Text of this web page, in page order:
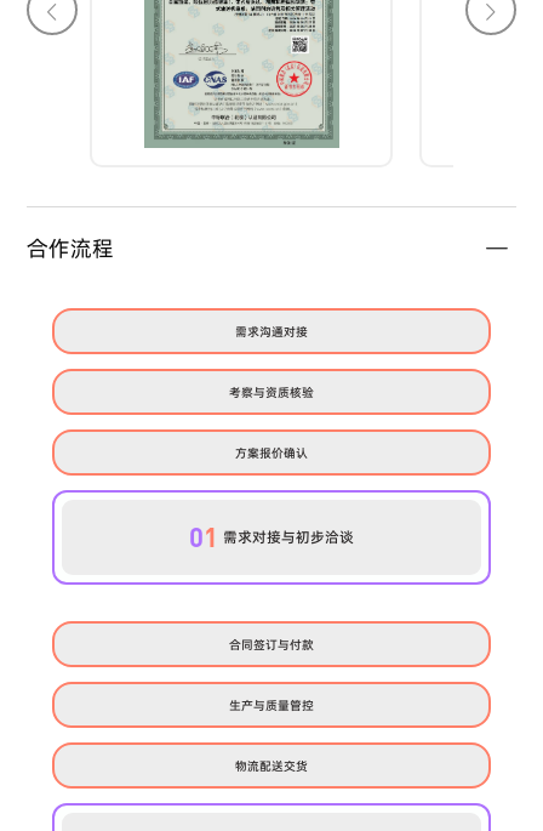
合作流程
需求沟通对接
考察与资质核验
方案报价确认
01 需求对接与初步洽谈
合同签订与付款
生产与质量管控
物流配送交货